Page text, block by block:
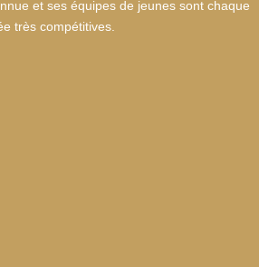
et ses équipes de jeunes sont chaque
très compétitives.